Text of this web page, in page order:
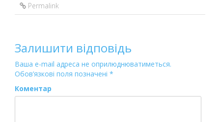
Permalink
Залишити відповідь
Ваша e-mail адреса не оприлюднюватиметься.
Обов’язкові поля позначені *
Коментар